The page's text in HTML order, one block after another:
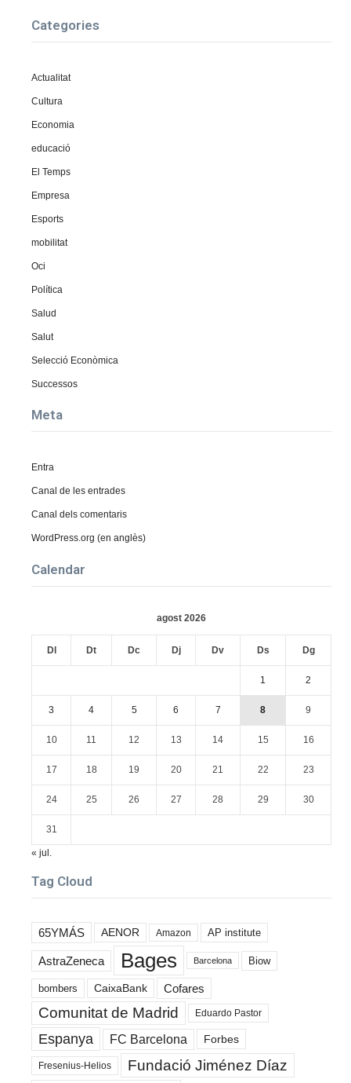
Categories
Actualitat
Cultura
Economia
educació
El Temps
Empresa
Esports
mobilitat
Oci
Política
Salud
Salut
Selecció Econòmica
Successos
Meta
Entra
Canal de les entrades
Canal dels comentaris
WordPress.org (en anglès)
Calendar
agost 2026
Dl Dt Dc Dj Dv Ds Dg
1 2
3 4 5 6 7 8 9
10 11 12 13 14 15 16
17 18 19 20 21 22 23
24 25 26 27 28 29 30
31
« jul.
Tag Cloud
65YMÁS AENOR Amazon AP institute
AstraZeneca Bages Barcelona Biow
bombers CaixaBank Cofares
Comunitat de Madrid Eduardo Pastor
Espanya FC Barcelona Forbes
Fresenius-Helios Fundació Jiménez Díaz